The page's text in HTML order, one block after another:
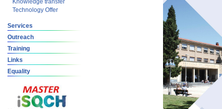
Knowledge transfer
Technology Offer
Services
Outreach
Training
Links
Equality